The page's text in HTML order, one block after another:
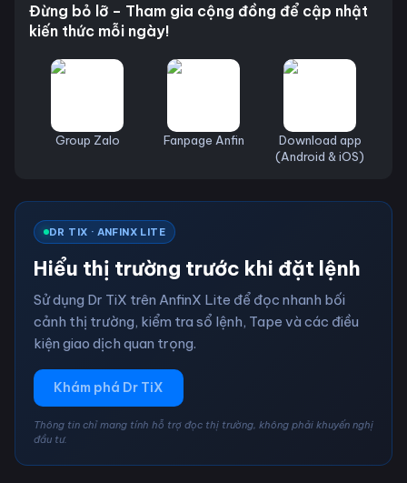
Đừng bỏ lỡ – Tham gia cộng đồng để cập nhật
kiến thức mỗi ngày!
Group Zalo Fanpage Anfin
Download app
(Android & iOS)
DR TIX · ANFINX LITE
Hiểu thị trường trước khi đặt lệnh
Sử dụng Dr TiX trên AnfinX Lite để đọc nhanh bối
cảnh thị trường, kiểm tra sổ lệnh, Tape và các điều
kiện giao dịch quan trọng.
Khám phá Dr TiX
Thông tin chỉ mang tính hỗ trợ đọc thị trường, không phải khuyến nghị
đầu tư.